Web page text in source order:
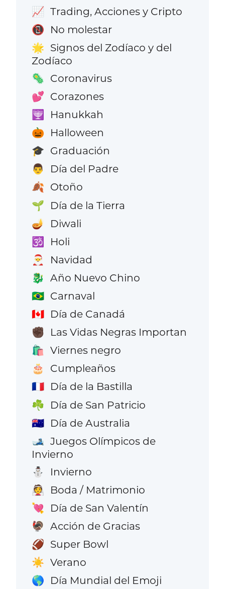
📈 Trading, Acciones y Cripto
📵 No molestar
🌟 Signos del Zodíaco y del
Zodíaco
🦠 Coronavirus
💕 Corazones
🕎 Hanukkah
🎃 Halloween
🎓 Graduación
👨 Día del Padre
🍂 Otoño
🌱 Día de la Tierra
🪔 Diwali
🕉️ Holi
🎅 Navidad
🐉 Año Nuevo Chino
🇧🇷 Carnaval
🇨🇦 Día de Canadá
✊🏿 Las Vidas Negras Importan
🛍️ Viernes negro
🎂 Cumpleaños
🇫🇷 Día de la Bastilla
☘️ Día de San Patricio
🇦🇺 Día de Australia
🎿 Juegos Olímpicos de
Invierno
⛄ Invierno
👰 Boda / Matrimonio
💘 Día de San Valentín
🦃 Acción de Gracias
🏈 Super Bowl
☀️ Verano
🌎 Día Mundial del Emoji